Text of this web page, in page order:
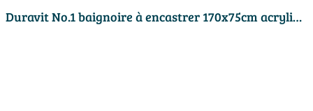
Duravit No.1 baignoire à encastrer 170x75cm acrylique Blanc